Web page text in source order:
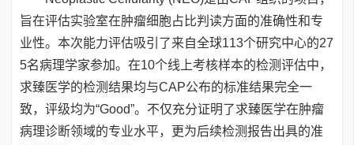
旨在评估实验室在肿瘤细胞占比判读方面的准确性和专
业性。本次能力评估吸引了来自全球113个研究中心的27
5名病理学家参加。在10个线上考核样本的检测评估中，
求臻医学的检测结果均与CAP公布的标准结果完全一
致，评级均为“Good”。不仅充分证明了求臻医学在肿瘤
病理诊断领域的专业水平，更为后续检测报告出具的准